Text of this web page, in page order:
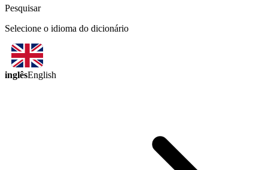
Pesquisar
Selecione o idioma do dicionário
inglêsEnglish